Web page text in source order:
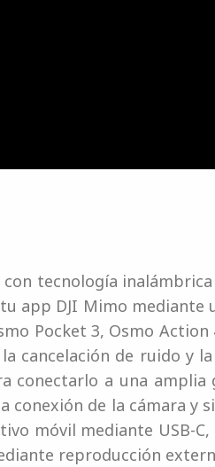
tecnología
app DJI Mimo mediante
Pocket 3, Osmo
cancelación de ruido y
conectarlo a una
conexión de la cámara
móvil mediante USB-
reproducción